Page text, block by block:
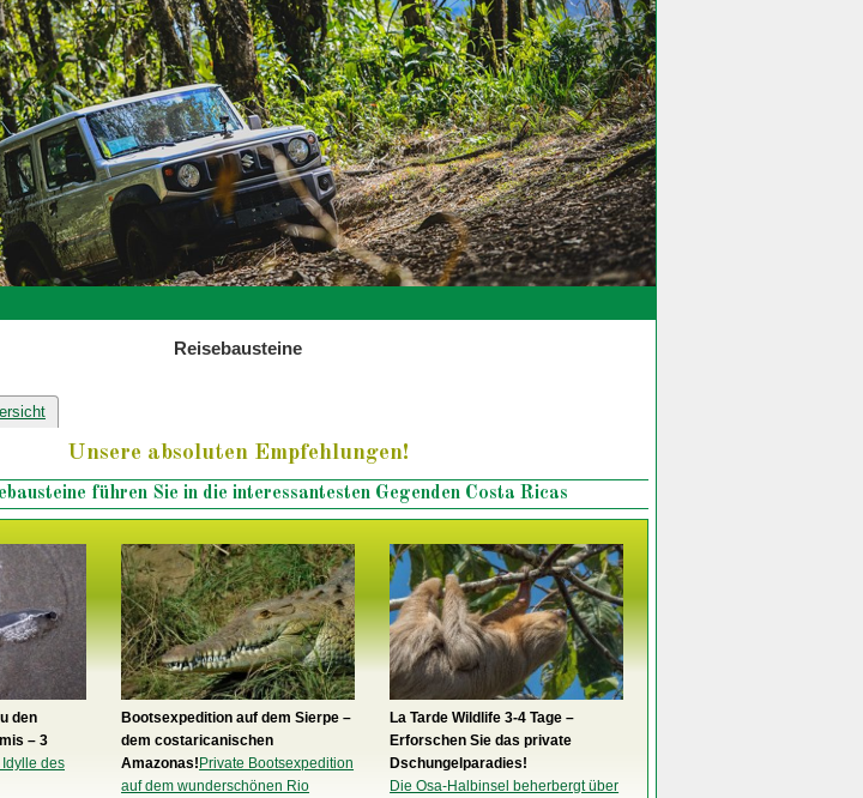
Reisebausteine
Unsere absoluten Empfehlungen!
führen Sie in die interessantesten Gegenden Costa Ricas
den
– 3
des
Bootsexpedition auf dem Sierpe –
dem costaricanischen
Amazonas!Private Bootsexpedition
auf dem wunderschönen Rio
La Tarde Wildlife 3-4 Tage –
Erforschen Sie das private
Dschungelparadies!
Die Osa-Halbinsel beherbergt über